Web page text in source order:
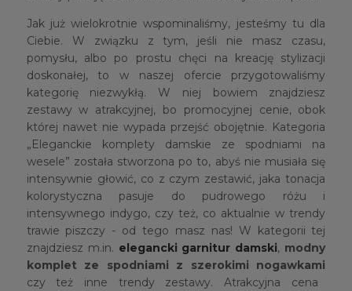
Jak już wielokrotnie wspominaliśmy, jesteśmy tu dla
Ciebie. W związku z tym, jeśli nie masz czasu,
pomysłu, albo po prostu chęci na kreację stylizacji
doskonałej, to w naszej ofercie przygotowaliśmy
kategorię niezwykłą. W niej bowiem znajdziesz
zestawy w atrakcyjnej, bo promocyjnej cenie, obok
której nawet nie wypada przejść obojętnie. Kategoria
„Eleganckie komplety damskie ze spodniami na
wesele” została stworzona po to, abyś nie musiała się
intensywnie głowić, co z czym zestawić, jaka tonacja
kolorystyczna pasuje do pudrowego różu i
intensywnego indygo, czy też, co aktualnie w trendy
trawie piszczy - od tego masz nas! W kategorii tej
znajdziesz m.in. elegancki garnitur damski, modny
komplet ze spodniami z szerokimi nogawkami
czy też inne trendy zestawy. Atrakcyjna cena